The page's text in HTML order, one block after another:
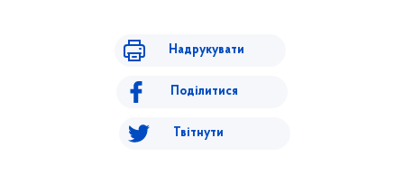
Надрукувати
Поділитися
Твітнути